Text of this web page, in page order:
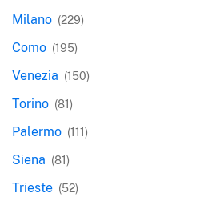
Milano (229)
Como (195)
Venezia (150)
Torino (81)
Palermo (111)
Siena (81)
Trieste (52)